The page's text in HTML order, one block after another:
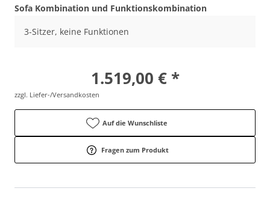
Sofa Kombination und Funktionskombination
3-Sitzer, keine Funktionen
1.519,00 € *
zzgl. Liefer-/Versandkosten
Auf die Wunschliste
Fragen zum Produkt